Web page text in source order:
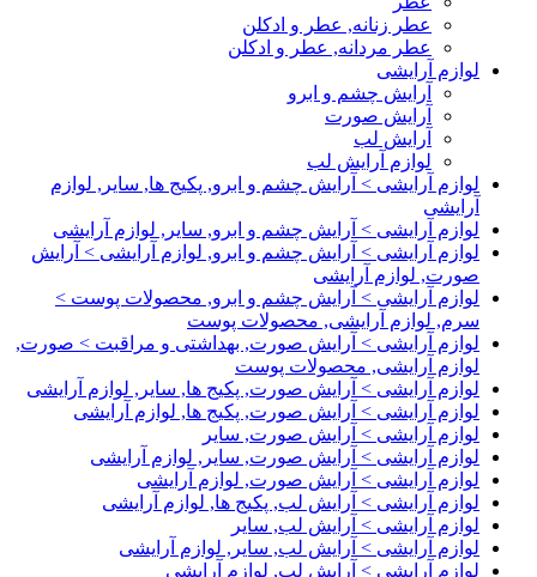
عطر زنانه, عطر و ادکلن
عطر مردانه, عطر و ادکلن
لوازم آرایشی
آرایش چشم و ابرو
آرایش صورت
آرایش لب
لوازم آرایش لب
لوازم آرایشی > آرایش چشم و ابرو, پکیج ها, سایر, لوازم
آرایشی
لوازم آرایشی > آرایش چشم و ابرو, سایر, لوازم آرایشی
لوازم آرایشی > آرایش چشم و ابرو, لوازم آرایشی > آرایش
صورت, لوازم آرایشی
لوازم آرایشی > آرایش چشم و ابرو, محصولات پوست >
سرم, لوازم آرایشی, محصولات پوست
لوازم آرایشی > آرایش صورت, بهداشتی و مراقبت > صورت,
لوازم آرایشی, محصولات پوست
لوازم آرایشی > آرایش صورت, پکیج ها, سایر, لوازم آرایشی
لوازم آرایشی > آرایش صورت, پکیج ها, لوازم آرایشی
لوازم آرایشی > آرایش صورت, سایر
لوازم آرایشی > آرایش صورت, سایر, لوازم آرایشی
لوازم آرایشی > آرایش صورت, لوازم آرایشی
لوازم آرایشی > آرایش لب, پکیج ها, لوازم آرایشی
لوازم آرایشی > آرایش لب, سایر
لوازم آرایشی > آرایش لب, سایر, لوازم آرایشی
لوازم آرایشی > آرایش لب, لوازم آرایشی